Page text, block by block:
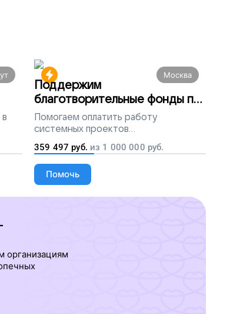
Москва
Поддержим
благотворительные фонды по
всей России
Помогаем оплатить работу
системных проектов
благотворительных организаций
359 497 руб. из 1 000 000 руб.
Помочь
организациям